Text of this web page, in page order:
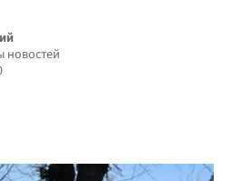
новостей